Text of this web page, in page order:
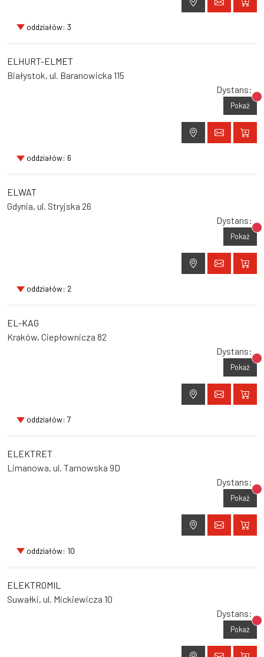
oddziałów: 3
ELHURT-ELMET
Białystok, ul. Baranowicka 115
Dystans:
Pokaż
oddziałów: 6
ELWAT
Gdynia, ul. Stryjska 26
Dystans:
Pokaż
oddziałów: 2
EL-KAG
Kraków, Ciepłownicza 82
Dystans:
Pokaż
oddziałów: 7
ELEKTRET
Limanowa, ul. Tarnowska 9D
Dystans:
Pokaż
oddziałów: 10
ELEKTROMIL
Suwałki, ul. Mickiewicza 10
Dystans:
Pokaż